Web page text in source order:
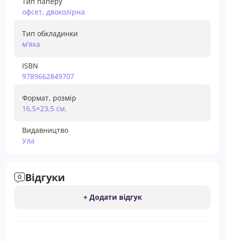
офсет, двоколірна
Тип обкладинки
м'яка
ISBN
9789662849707
Формат, розмір
16,5×23,5 см.
Видавництво
Ула
Відгуки
+ Додати відгук